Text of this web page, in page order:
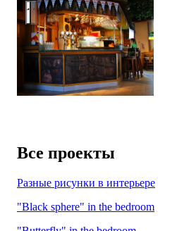
Bar
Все проекты
Разные рисунки в интерьере
"Black sphere" in the bedroom